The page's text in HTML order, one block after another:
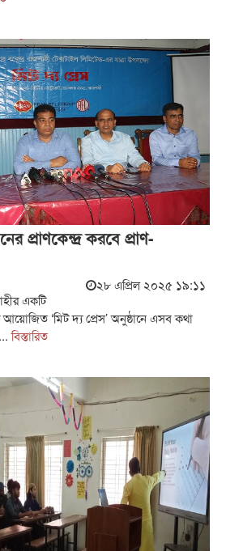
প্রাণকেন্দ্র করবে প্রাণ-
২৮ এপ্রিল ২০২৫ ১৯:১১
একটি
‘মিট দ্য প্রেস’ অনুষ্ঠানে এসব কথা
বিস্তারিত